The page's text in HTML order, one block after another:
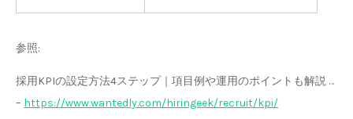
参照:
採用KPIの設定方法4ステップ｜項目例や運用のポイントも解説 …
– https://www.wantedly.com/hiringeek/recruit/kpi/